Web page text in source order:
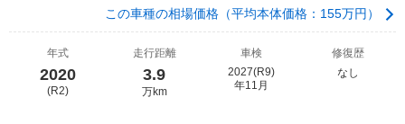
この車種の相場価格（平均本体価格：155万円）
年式
2020
(R2)
走行距離
3.9
万km
車検
2027(R9)
年11月
修復歴
なし